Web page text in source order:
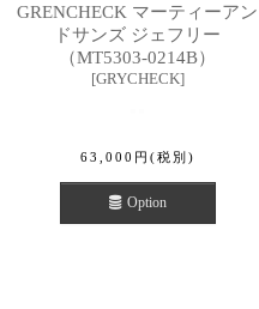
GRENCHECK マーティーアン
ドサンズ ジェフリー
（MT5303-0214B）
[GRYCHECK]
63,000 円 (税別)
Option